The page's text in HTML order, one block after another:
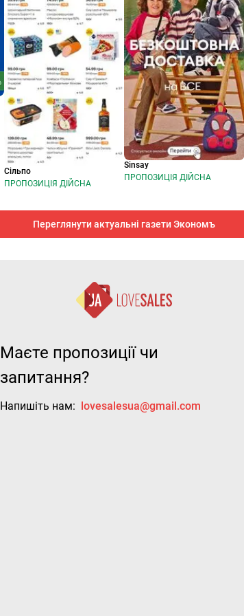
Сільпо
ПРОПОЗИЦІЯ ДІЙСНА
Sinsay
ПРОПОЗИЦІЯ ДІЙСНА
Переглянути актуальні газети Экономъ
Маєте пропозиції чи
запитання?
Напишіть нам: lovesalesua@gmail.com